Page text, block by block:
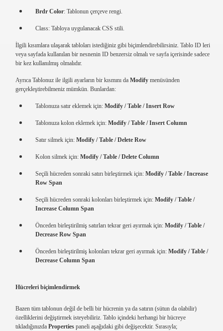
Brdr Color: Tablonun çerçeve rengi.
Class: Tabloya uygulanacak CSS stili.
İlgili kısımlara ulaşarak tabloları istediğiniz gibi biçimlendirebilirsiniz. Tablo ID leri
veya sayfada kullanılan bir nesnenin ID benzersiz olmalı ve sayfa içerisinde sadece
bir kez kullanılmış olmalıdır.
Ayrıca Tablonuz ile ilgili ayarların bir kısmını da Modify menüsünden
gerçekleştirebilmeniz mümkün. Bunlardan:
Tablonuza satır eklemek için: Modify / Table / Insert Row
Tablonuza kolon eklemek için: Modify / Table / Insert Column
Satır silmek için: Modify / Table / Delete Row
Kolon silmek için: Modify / Table / Delete Column
Seçili hücreden sonraki satırı birleştirmek için: Modify / Table / Increase
Row Span
Seçili hücreden sonraki kolonları birleştirmek için: Modify / Table /
Increase Column Span
Önceden birleştirilmiş satırları tekrar geri ayırmak için: Modify / Table /
Decrease Row Span
Önceden birleştirilmiş kolonları tekrar geri ayırmak için: Modify / Table /
Decrease Column Span
Hücreleri biçimlendirmek
Bazen tüm tablonun değil de belli bir hücrenin ya da satırın (sütun da olabilir)
özelliklerini değiştirmek isteyebiliriz. Tablo içindeki herhangi bir hücreye
tıkladığınızda Properties paneli aşağıdaki gibi değişecektir. Sırasıyla;